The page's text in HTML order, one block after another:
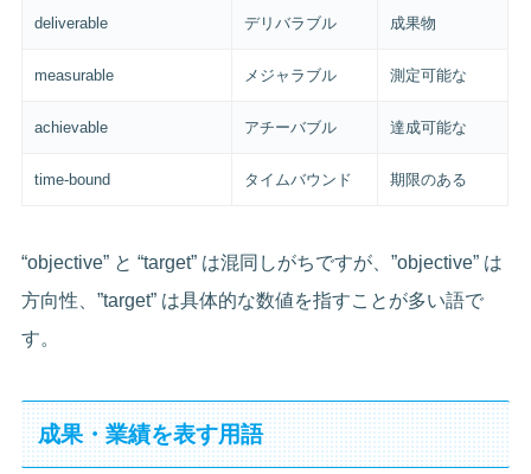
deliverable デリバラブル 成果物
measurable メジャラブル 測定可能な
achievable アチーバブル 達成可能な
time-bound タイムバウンド 期限のある
“objective” と “target” は混同しがちですが、”objective” は
方向性、”target” は具体的な数値を指すことが多い語で
す。
成果・業績を表す用語